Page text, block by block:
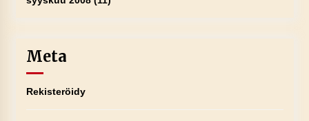
Meta
Rekisteröidy